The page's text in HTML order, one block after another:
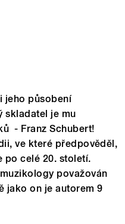
jeho působení
skladatel je mu
- Franz Schubert!
ve které předpověděl,
po celé 20. století.
považován
jako on je autorem 9